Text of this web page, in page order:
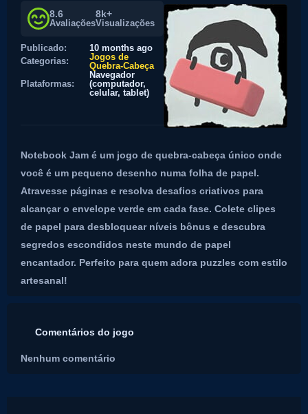
8.6
Avaliações
8k+
Visualizações
Publicado:
10 months ago
Categorias:
Jogos de
Quebra-Cabeça
Plataformas:
Navegador
(computador,
celular, tablet)
Notebook Jam é um jogo de quebra-cabeça único onde
você é um pequeno desenho numa folha de papel.
Atravesse páginas e resolva desafios criativos para
alcançar o envelope verde em cada fase. Colete clipes
de papel para desbloquear níveis bônus e descubra
segredos escondidos neste mundo de papel
encantador. Perfeito para quem adora puzzles com estilo
artesanal!
Comentários do jogo
Nenhum comentário